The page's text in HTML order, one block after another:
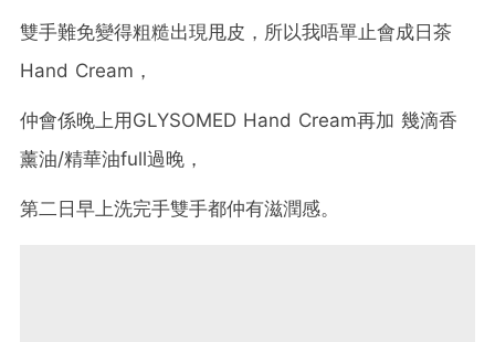
雙手難免變得粗糙出現甩皮，所以我唔單止會成日茶
Hand Cream，
仲會係晚上用GLYSOMED Hand Cream再加 幾滴香
薰油/精華油full過晚，
第二日早上洗完手雙手都仲有滋潤感。